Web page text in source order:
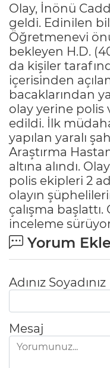
Olay, İnönü
geldi. Edinilen
Öğretmenevi
bekleyen H.D.
da kişiler
içerisinden
bacaklarından
olay yerine polis
edildi. İlk
yapılan yaralı
Araştırma
altına alındı.
polis ekipleri 2
olayın
çalışma
inceleme
Yorum Ekle
Adınız Soyadınız
Mesaj